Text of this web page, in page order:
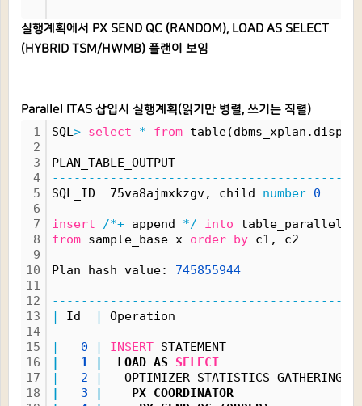
실행계획에서 PX SEND QC (RANDOM), LOAD AS SELECT
(HYBRID TSM/HWMB) 플랜이 보임
Parallel ITAS 삽입시 실행계획(읽기만 병렬, 쓰기는 직렬)
1
2
3
4
5
6
7
8
9
10
11
12
13
14
15
16
17
18
SQL> select * from
PLAN_TABLE_OUTPUT
SQL_ID  75va8ajmxkzgv, child number 0
-------------------------------------
insert
/*+ append */ into table_parallel2
from sample_base x order by c1, c2
Plan hash value: 745855944
|
Id | Operation
|
0 | INSERT STATEMENT
|
1 | LOAD AS SELECT
|
2 | OPTIMIZER STATISTICS GATHERING
|
3 | PX COORDINATOR